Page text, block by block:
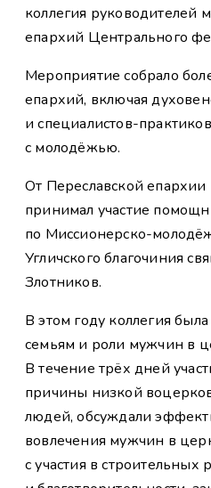
коллегия руководителей
епархий Центрального
Мероприятие собрало
епархий, включая
и специалистов-
с молодёжью.
От Переславской
принимал участие
по Миссионерско-
Угличского благочиния
Злотников.
В этом году коллегия
семьям и роли мужчин в
В течение трёх дней
причины низкой
людей, обсуждали
вовлечения мужчин в
с участия в строительных